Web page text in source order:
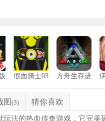
假面骑士03
方舟生存进
图 (3) 猜你喜欢
玩法的热血传奇游戏，它完